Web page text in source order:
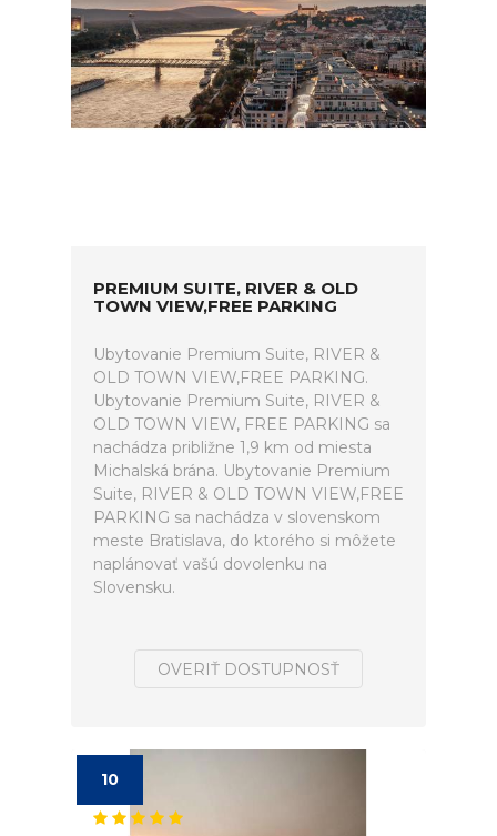
PREMIUM SUITE, RIVER & OLD
TOWN VIEW,FREE PARKING
Ubytovanie Premium Suite, RIVER &
OLD TOWN VIEW,FREE PARKING.
Ubytovanie Premium Suite, RIVER &
OLD TOWN VIEW, FREE PARKING sa
nachádza približne 1,9 km od miesta
Michalská brána. Ubytovanie Premium
Suite, RIVER & OLD TOWN VIEW,FREE
PARKING sa nachádza v slovenskom
meste Bratislava, do ktorého si môžete
naplánovať vašú dovolenku na
Slovensku.
OVERIŤ DOSTUPNOSŤ
10